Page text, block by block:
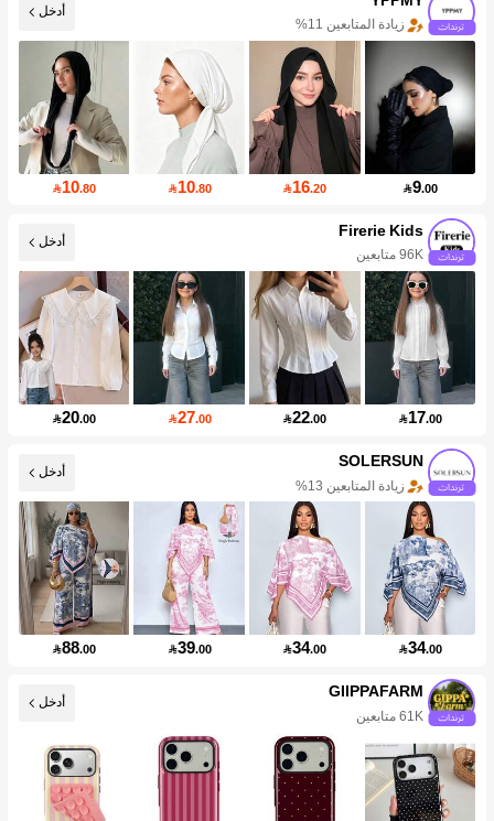
زيادة المتابعين 11%
أدخل
9.00
16.20
10.80
10.80
Firerie Kids
96K متابعين
أدخل
17.00
22.00
27.00
20.00
SOLERSUN
زيادة المتابعين 13%
أدخل
34.00
34.00
39.00
88.00
GIIPPAFARM
61K متابعين
أدخل